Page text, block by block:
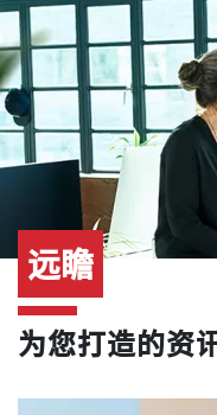
活动
远瞻
就业机会
图像
远瞻
为您打造的资